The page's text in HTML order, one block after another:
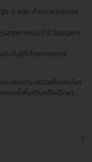
ง 5 ชนิด ด้วยการวิเคราะห์
สุขภาพประจำปี โดยเฉพาะ
าะกับผู้ที่ต้องการตรวจ
ะลดความกังวลเกี่ยวกับโรค
กรมนี้เพิ่มเติมหรือปรึกษา